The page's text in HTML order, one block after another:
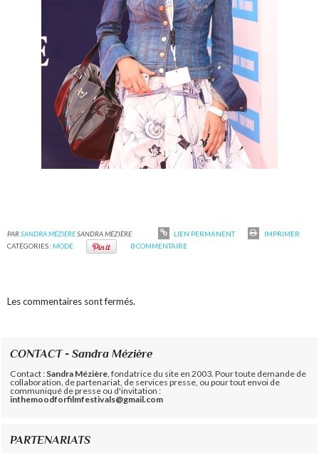
PARSANDRA MÉZIÈRESANDRA MÉZIÈRE LIEN PERMANENT
IMPRIMER
CATÉGORIES : MODE 0COMMENTAIRE
Les commentaires sont fermés.
CONTACT - Sandra Mézière
Contact : Sandra Mézière , fondatrice du site en 2003. Pour toute demande de
collaboration, de partenariat, de services presse, ou pour tout envoi de
communiqué de presse ou d'invitation :
inthemoodforfilmfestivals@gmail.com
PARTENARIATS